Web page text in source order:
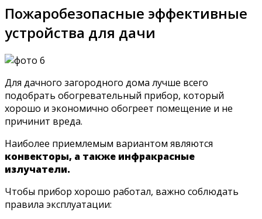
Пожаробезопасные эффективные
устройства для дачи
Для дачного загородного дома лучше всего
подобрать обогревательный прибор, который
хорошо и экономично обогреет помещение и не
причинит вреда.
Наиболее приемлемым вариантом являются
конвекторы, а также инфракрасные
излучатели.
Чтобы прибор хорошо работал, важно соблюдать
правила эксплуатации: